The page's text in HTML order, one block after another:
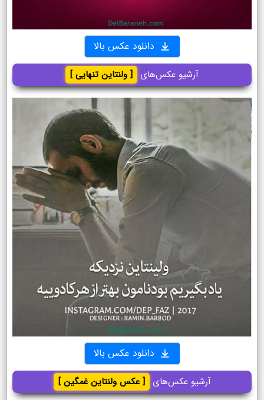
دانلود عکس بالا
آرشیو عکس‌های [ ولنتاین تنهایی ]
دانلود عکس بالا
آرشیو عکس‌های [ عکس ولنتاین غمگین ]